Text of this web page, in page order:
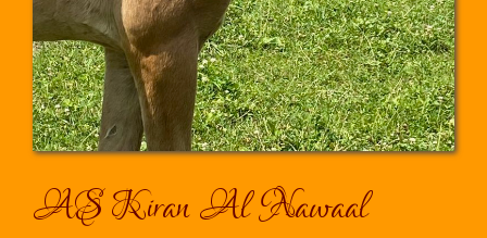
AS Kiran Al Nawaal